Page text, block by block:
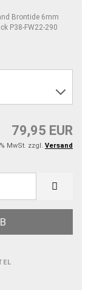
Brontide 6mm
P38-FW22-290
79,95 EUR
MwSt. zzgl. Versand